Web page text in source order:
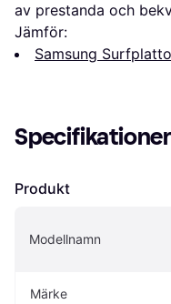
av prestanda och
Jämför:
Samsung
Specifikationer
Produkt
Modellnamn
Märke